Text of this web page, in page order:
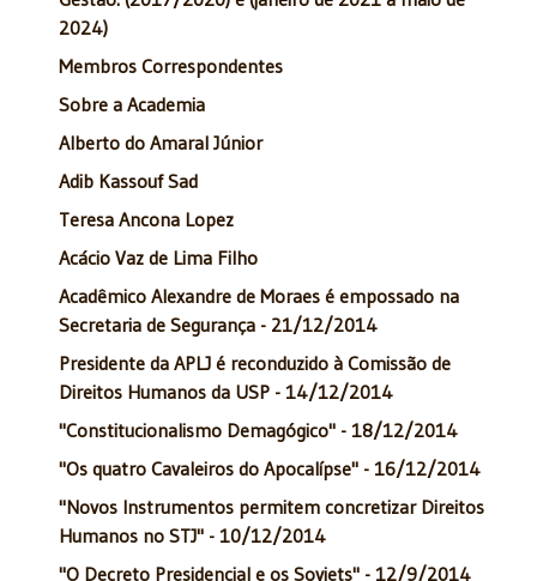
2024)
Membros Correspondentes
Sobre a Academia
Alberto do Amaral Júnior
Adib Kassouf Sad
Teresa Ancona Lopez
Acácio Vaz de Lima Filho
Acadêmico Alexandre de Moraes é empossado na
Secretaria de Segurança - 21/12/2014
Presidente da APLJ é reconduzido à Comissão de
Direitos Humanos da USP - 14/12/2014
"Constitucionalismo Demagógico" - 18/12/2014
"Os quatro Cavaleiros do Apocalípse" - 16/12/2014
"Novos Instrumentos permitem concretizar Direitos
Humanos no STJ" - 10/12/2014
"O Decreto Presidencial e os Soviets" - 12/9/2014